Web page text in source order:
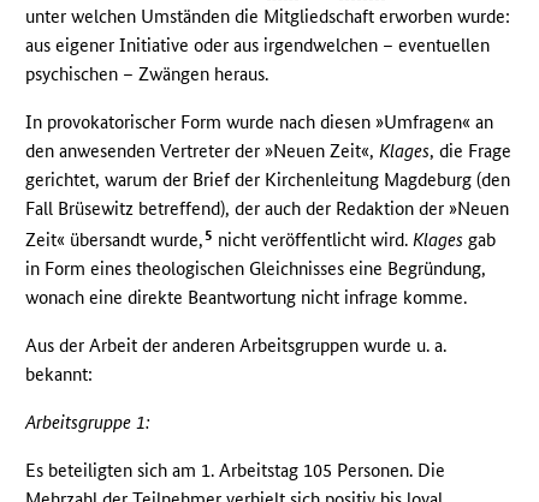
unter welchen Umständen die Mitgliedschaft erworben wurde:
aus eigener Initiative oder aus irgendwelchen – eventuellen
psychischen – Zwängen heraus.
In provokatorischer Form wurde nach diesen »Umfragen« an
den anwesenden Vertreter der »Neuen Zeit«, Klages, die Frage
gerichtet, warum der Brief der Kirchenleitung Magdeburg (den
Fall Brüsewitz betreffend), der auch der Redaktion der »Neuen
Zeit« übersandt wurde, 5 nicht veröffentlicht wird. Klages gab
in Form eines theologischen Gleichnisses eine Begründung,
wonach eine direkte Beantwortung nicht infrage komme.
Aus der Arbeit der anderen Arbeitsgruppen wurde u. a.
bekannt:
Arbeitsgruppe 1:
Es beteiligten sich am 1. Arbeitstag 105 Personen. Die